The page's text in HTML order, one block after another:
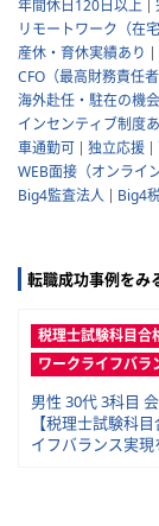
年間休日120日以上
リモートワーク（在
産休・育休実績あり
CFO（最高財務責任
海外赴任・駐在の機
インセンティブ制度
車通勤可
独立応援
WEB面接（オンライ
Big4監査法人
Big4
転職成功事例をみ
税理士試験科目合
ワークライフバラ
男性 30代 3科目
【税理士試験科
イフバランス実現